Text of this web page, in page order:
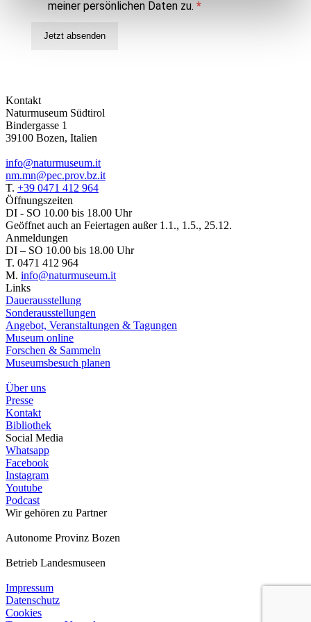
meiner persönlichen Daten zu.
Jetzt absenden
Kontakt
Naturmuseum Südtirol
Bindergasse 1
39100 Bozen, Italien
info@naturmuseum.it
nm.mn@pec.prov.bz.it
T. +39 0471 412 964
Öffnungszeiten
DI - SO 10.00 bis 18.00 Uhr
Geöffnet auch an Feiertagen außer 1.1., 1.5., 25.12.
Anmeldungen
DI – SO 10.00 bis 18.00 Uhr
T. 0471 412 964
M. info@naturmuseum.it
Links
Dauerausstellung
Sonderausstellungen
Angebot, Veranstaltungen & Tagungen
Museum online
Forschen & Sammeln
Museumsbesuch planen
Über uns
Presse
Kontakt
Bibliothek
Social Media
Whatsapp
Facebook
Instagram
Youtube
Podcast
Wir gehören zu Partner
Autonome Provinz Bozen
Betrieb Landesmuseen
Impressum
Datenschutz
Cookies